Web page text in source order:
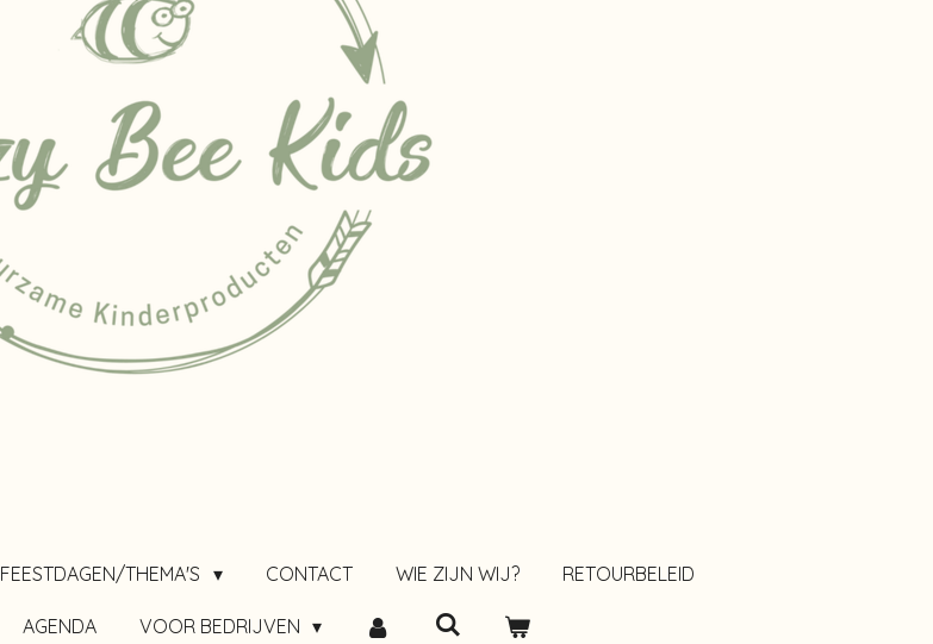
FEESTDAGEN/THEMA'S CONTACT WIE ZIJN WIJ? RETOURBELEID
AGENDA VOOR BEDRIJVEN